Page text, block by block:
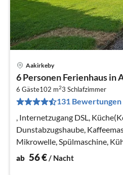
Aakirkeby
6 Personen Ferienhaus in
6 Gäste102 m23 Schlafzimmer
131 Bewertungen
, Internetzugang DSL,
Dunstabzugshaube,
Mikrowelle, Spülmaschine,
Tiefkühlschrank(1-59L))
ab 56€/ Nacht